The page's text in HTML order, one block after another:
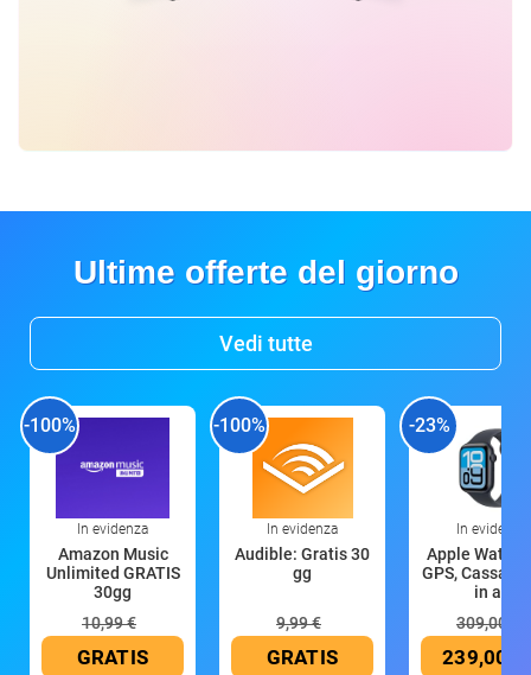
Ultime offerte del giorno
Vedi tutte
-100%
In evidenza
Amazon Music
Unlimited GRATIS
30gg
10,99 €
GRATIS
-100%
In evidenza
Audible: Gratis 30
gg
9,99 €
GRATIS
-23%
In evidenza
Apple Watch
GPS, Cassa
in all
309,00 €
239,00 €